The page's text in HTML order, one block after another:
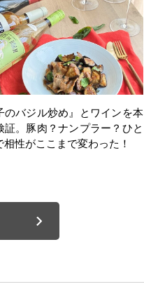
のバジル炒め』とワインを本
証。豚肉？ナンプラー？ひと
相性がここまで変わった！